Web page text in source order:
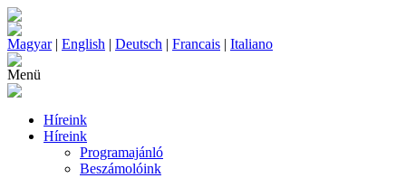
Magyar| English | Deutsch | Francais | Italiano
Menü
Híreink
Híreink
Programajánló
Beszámolóink